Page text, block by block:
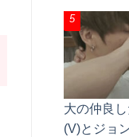
大の仲良
(V)とジョ